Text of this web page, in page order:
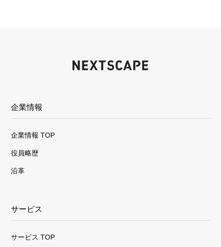
企業情報
企業情報 TOP
役員略歴
沿革
サービス
サービス TOP